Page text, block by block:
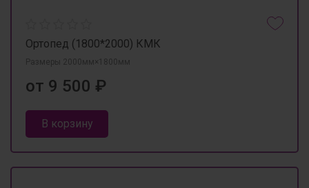
Ортопед (1800*2000) КМК
Размеры 2000мм×1800мм
от 9 500 ₽
В корзину